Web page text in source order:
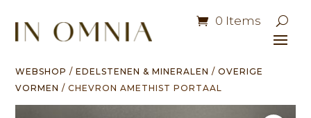
0 Items
WEBSHOP /EDELSTENEN & MINERALEN /OVERIGE
VORMEN / CHEVRON AMETHIST PORTAAL